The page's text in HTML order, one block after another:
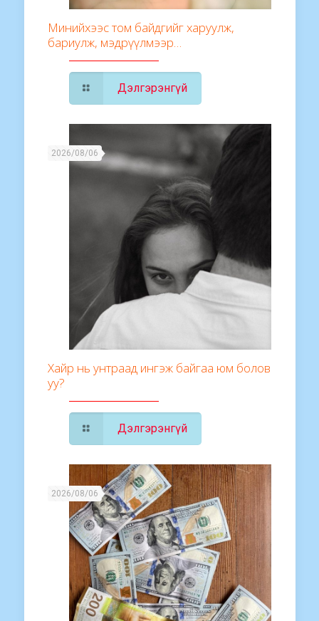
Минийхээс том байдгийг харуулж,
бариулж, мэдрүүлмээр…
Дэлгэрэнгүй
2026/08/06
Хайр нь унтраад ингэж байгаа юм болов
уу?
Дэлгэрэнгүй
2026/08/06